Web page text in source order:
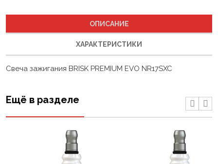
ХАРАКТЕРИСТИКИ
Свеча зажигания BRISK PREMIUM EVO NR17SXC